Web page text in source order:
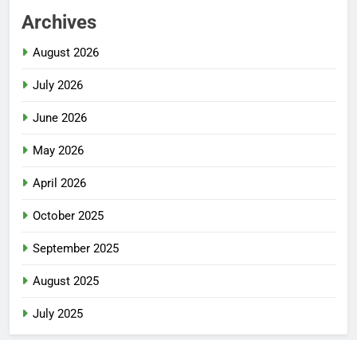
Archives
August 2026
July 2026
June 2026
May 2026
April 2026
October 2025
September 2025
August 2025
July 2025